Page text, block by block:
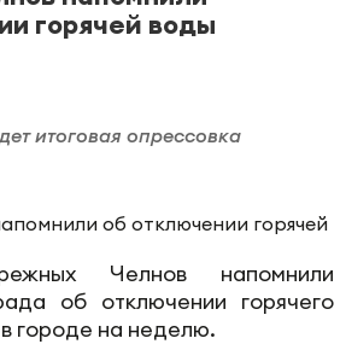
горячей воды
итоговая опрессовка
Челнов напомнили
об отключении горячего
городе на неделю.